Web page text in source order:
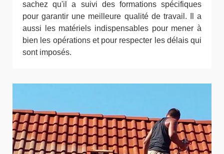
sachez qu'il a suivi des formations spécifiques
pour garantir une meilleure qualité de travail. Il a
aussi les matériels indispensables pour mener à
bien les opérations et pour respecter les délais qui
sont imposés.